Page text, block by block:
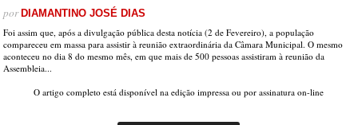
porDIAMANTINO JOSÉ DIAS
Foi assim que, após a divulgação pública desta notícia (2 de Fevereiro), a população
compareceu em massa para assistir à reunião extraordinária da Câmara Municipal. O mesmo
aconteceu no dia 8 do mesmo mês, em que mais de 500 pessoas assistiram à reunião da
Assembleia...
O artigo completo está disponível na edição impressa ou por assinatura on-line